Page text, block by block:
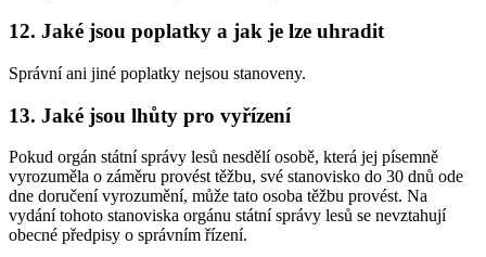
12. Jaké jsou poplatky a jak je lze uhradit
Správní ani jiné poplatky nejsou stanoveny.
13. Jaké jsou lhůty pro vyřízení
Pokud orgán státní správy lesů nesdělí osobě, která jej písemně
vyrozuměla o záměru provést těžbu, své stanovisko do 30 dnů ode
dne doručení vyrozumění, může tato osoba těžbu provést. Na
vydání tohoto stanoviska orgánu státní správy lesů se nevztahují
obecné předpisy o správním řízení.